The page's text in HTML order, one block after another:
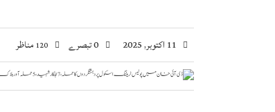
11 اکتوبر, 2025 120مناظر